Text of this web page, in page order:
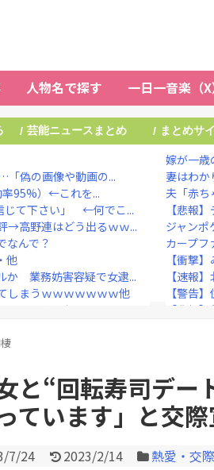
人物名で探す 一日一音楽（X
/ 芸能ニュースまとめ / まとめサ
「偽の画像や動画の...
率95%）←これを...
じて下さい」 ←何でこ...
→高野連はどう出るｗｗ...
なんで？
他
か 業務妨害容疑で女逮...
しまうｗｗｗｗｗｗｗ他
ちはヤれない････...
TikTokライブして...
嫁が一歳
妻はわか
夫「赤ち
【悲報
ジャン
カープ
【衝撃
【速報
【警告
【悲報
広末涼
と“回転寿司デー
ています」と交
7/24 2023/2/14 熱愛・交